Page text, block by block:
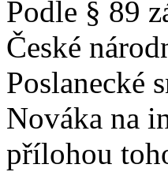
Podle § 89
České
Poslanecké
Nováka na
přílohou